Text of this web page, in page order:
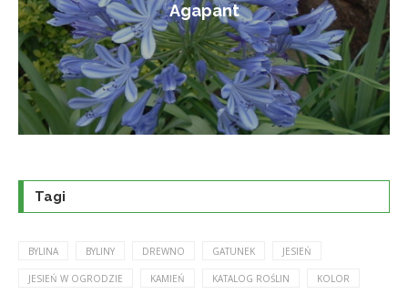
Amorfa krzewiasta
Tagi
BYLINA BYLINY DREWNO GATUNEK JESIEŃ
JESIEŃ W OGRODZIE KAMIEŃ KATALOG ROŚLIN KOLOR